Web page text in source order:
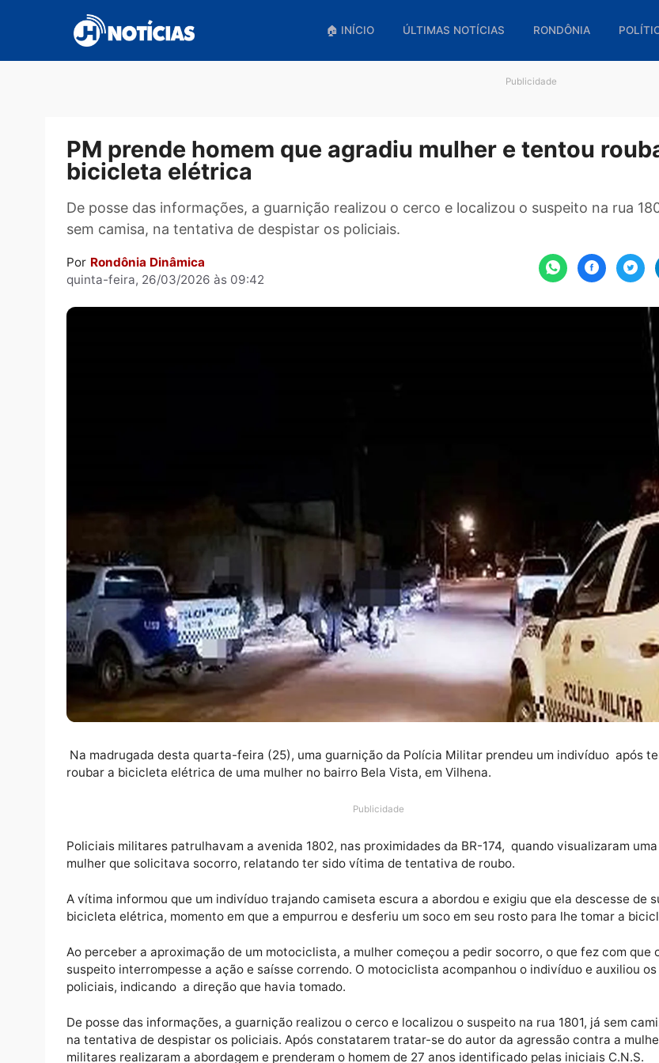
conteúdo
🏠 INÍCIO ÚLTIMAS NOTÍCIAS RONDÔNIA
PM prende homem que agradiu mulher e tentou
bicicleta elétrica
De posse das informações, a guarnição realizou o cerco e localizou o suspeito
sem camisa, na tentativa de despistar os policiais.
Rondônia Dinâmica
quinta-feira, 26/03/2026 às 09:42
Na madrugada desta quarta-feira (25), uma guarnição da Polícia Militar prendeu um
roubar a bicicleta elétrica de uma mulher no bairro Bela Vista, em Vilhena.
Publicidade
mulher que solicitava socorro, relatando ter sido vítima de tentativa de roubo.
A vítima informou que um indivíduo trajando camiseta escura a abordou e exigiu que ela
bicicleta elétrica, momento em que a empurrou e desferiu um soco em seu rosto para lhe
Ao perceber a aproximação de um motociclista, a mulher começou a pedir socorro, o que